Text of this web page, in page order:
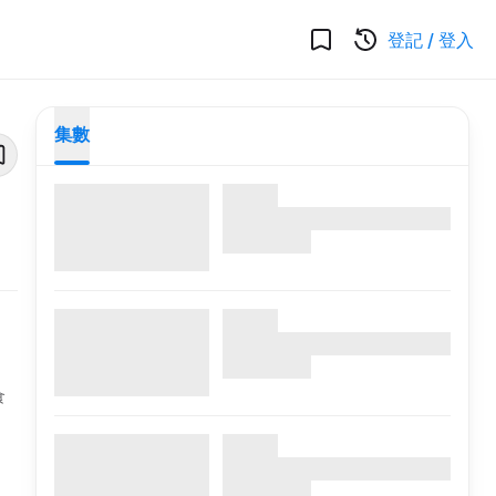
登記 / 登入
集數